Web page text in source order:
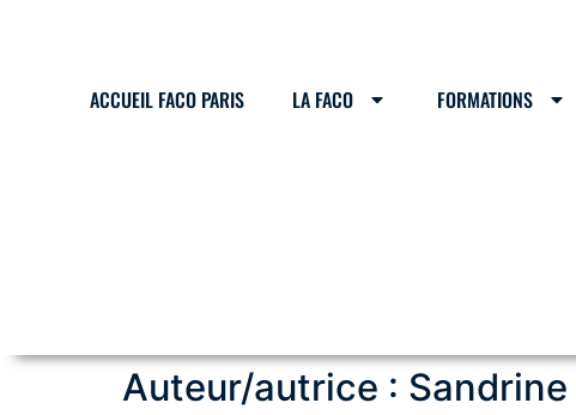
ACCUEIL FACO PARIS LA FACO FORMATIONS
Auteur/autrice : Sandrine